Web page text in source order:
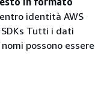
identità AWS
SDKs Tutti i dati
possono essere